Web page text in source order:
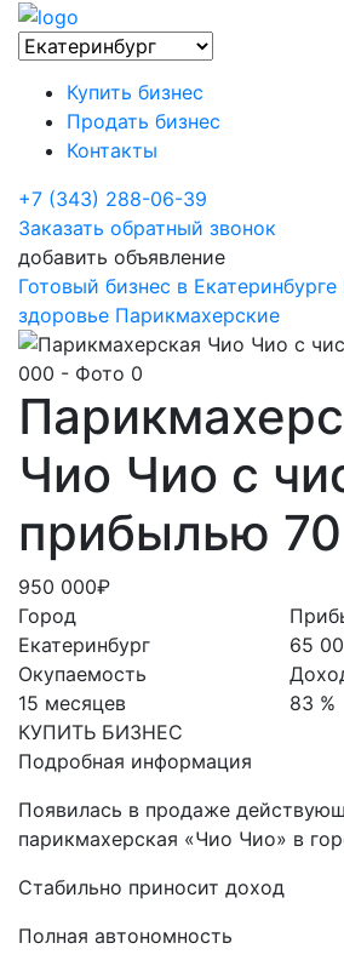
Купить бизнес
Продать бизнес
Контакты
+7 (343) 288-06-39
Заказать обратный звонок
добавить объявление
Готовый бизнес в Екатеринбурге
здоровье Парикмахерские
Чио Чио с
прибылью
950 000₽
Город
Екатеринбург
Окупаемость
15 месяцев
КУПИТЬ БИЗНЕС
65
83 %
Подробная информация
Появилась в продаже
парикмахерская «Чио Чио» в
Стабильно приносит доход
Полная автономность